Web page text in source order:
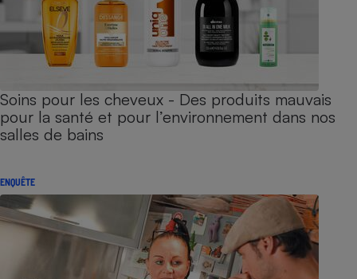
Soins pour les cheveux - Des produits mauvais
pour la santé et pour l’environnement dans nos
salles de bains
ENQUÊTE